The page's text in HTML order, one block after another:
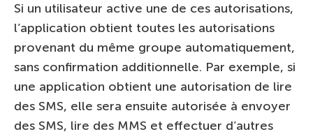
Si un utilisateur active une de ces autorisations,
l’application obtient toutes les autorisations
provenant du même groupe automatiquement,
sans confirmation additionnelle. Par exemple, si
une application obtient une autorisation de lire
des SMS, elle sera ensuite autorisée à envoyer
des SMS, lire des MMS et effectuer d’autres